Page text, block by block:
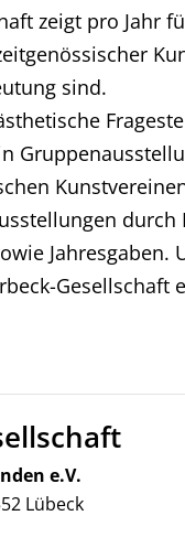
zeigt pro Jahr
sind.
e.V.
Lübeck